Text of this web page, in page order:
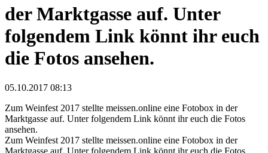
der Marktgasse auf. Unter
folgendem Link könnt ihr euch
die Fotos ansehen.
05.10.2017 08:13
Zum Weinfest 2017 stellte meissen.online eine Fotobox in der
Marktgasse auf. Unter folgendem Link könnt ihr euch die Fotos
ansehen.
Zum Weinfest 2017 stellte meissen.online eine Fotobox in der
Marktgasse auf. Unter folgendem Link könnt ihr euch die Fotos